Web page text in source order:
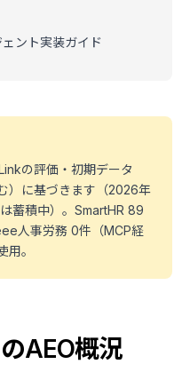
ント実装ガイド
の評価・初期データ
）に基づきます（2026年
蓄積中）。SmartHR 89
人事労務 0件（MCP経
。
AEO概況